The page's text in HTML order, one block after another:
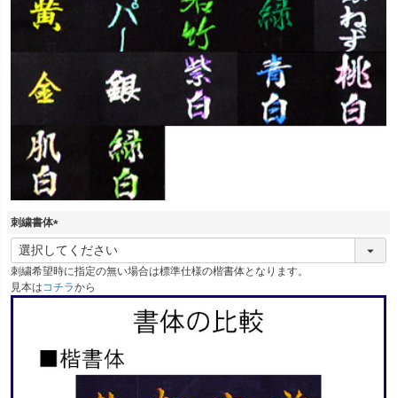
刺繍書体
(
必
須
)
刺繍希望時に指定の無い場合は標準仕様の楷書体となります。
見本はコチラから